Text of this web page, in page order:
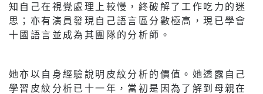
知自己在視覺處理上較慢，終破解了工作吃力的迷
思；亦有演員發現自己語言區分數極高，現已學會
十國語言並成為其團隊的分析師。
她亦以自身經驗說明皮紋分析的價值。她透露自己
學習皮紋分析已十一年，當初是因為了解到母親在